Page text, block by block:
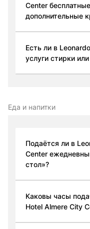
Center
дополнительные
Есть ли в
услуги стирки
Еда и напитки
Подаётся ли в
Center
стол»?
Каковы часы
Hotel Almere City